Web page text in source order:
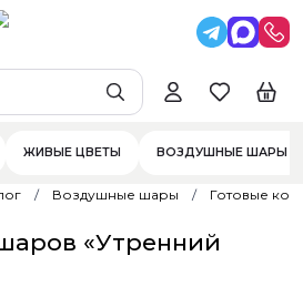
ЖИВЫЕ ЦВЕТЫ ВОЗДУШНЫЕ ШАРЫ
Воздушные шары Готовые
«Утренний